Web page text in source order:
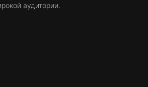
аудитории.